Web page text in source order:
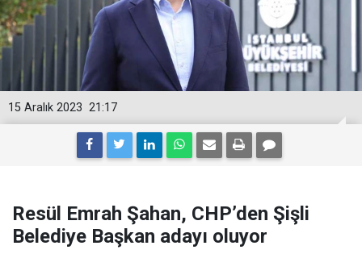
21:17
15 Aralık 2023
Resül Emrah Şahan, CHP’den Şişli
Belediye Başkan adayı oluyor